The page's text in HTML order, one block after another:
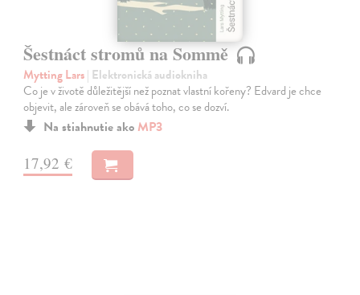
Šestnáct stromů na Sommě
Mytting Lars| Elektronická audiokniha
Co je v životě důležitější než poznat vlastní kořeny? Edvard je chce
objevit, ale zároveň se obává toho, co se dozví.
Na stiahnutie ako MP3
17,92 €